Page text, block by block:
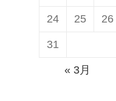
24 25 26
31
« 3月